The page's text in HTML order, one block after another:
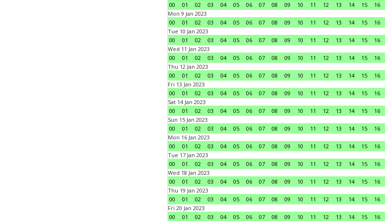
00
01 02 03 04 05 06 07 08 09 10 11 12 13 14 15 16
Mon 9 Jan 2023
00
01 02 03 04 05 06 07 08 09 10 11 12 13 14 15 16
Tue 10 Jan 2023
00
01 02 03 04 05 06 07 08 09 10 11 12 13 14 15 16
Wed 11 Jan 2023
00
01 02 03 04 05 06 07 08 09 10 11 12 13 14 15 16
Thu 12 Jan 2023
00
01 02 03 04 05 06 07 08 09 10 11 12 13 14 15 16
Fri 13 Jan 2023
00
01 02 03 04 05 06 07 08 09 10 11 12 13 14 15 16
Sat 14 Jan 2023
00
01 02 03 04 05 06 07 08 09 10 11 12 13 14 15 16
Sun 15 Jan 2023
00
01 02 03 04 05 06 07 08 09 10 11 12 13 14 15 16
Mon 16 Jan 2023
00
01 02 03 04 05 06 07 08 09 10 11 12 13 14 15 16
Tue 17 Jan 2023
00
01 02 03 04 05 06 07 08 09 10 11 12 13 14 15 16
Wed 18 Jan 2023
00
01 02 03 04 05 06 07 08 09 10 11 12 13 14 15 16
Thu 19 Jan 2023
00
01 02 03 04 05 06 07 08 09 10 11 12 13 14 15 16
Fri 20 Jan 2023
00
01 02 03 04 05 06 07 08 09 10 11 12 13 14 15 16